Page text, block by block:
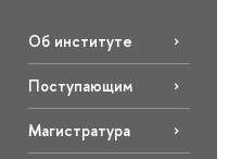
Об институте
Поступающим
Магистратура